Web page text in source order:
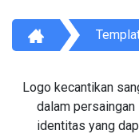
Logo kecantikan
dalam persaingan
identitas yang